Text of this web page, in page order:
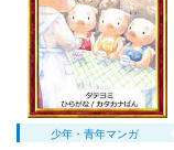
少年・青年マンガ